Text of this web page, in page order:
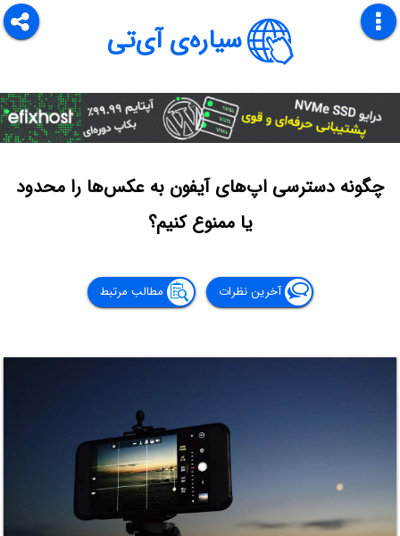
سیاره‌ی آی‌تی
چگونه دسترسی اپ‌های آیفون به عکس‌ها را محدود
یا ممنوع کنیم؟
آخرین نظرات مطالب مرتبط